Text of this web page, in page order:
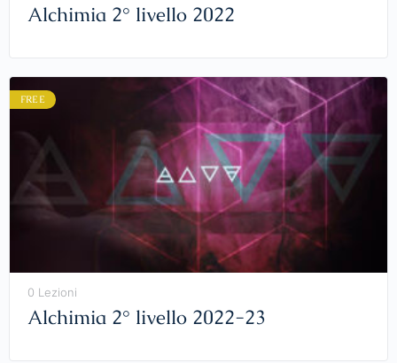
Alchimia 2° livello 2022
FREE
0 Lezioni
Alchimia 2° livello 2022-23